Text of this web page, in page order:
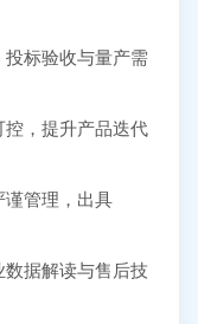
投标验收与量产需
控，提升产品迭代
谨管理，出具
数据解读与售后技